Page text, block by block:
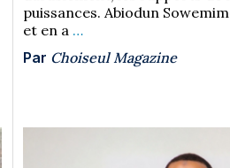
puissances. Abiodun
et en a …
Par Choiseul Magazine